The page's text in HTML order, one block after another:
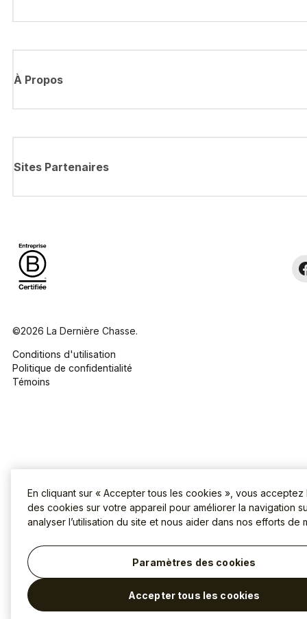
À Propos
Sites Partenaires
©2026 La Dernière Chasse.
Conditions d'utilisation
Politique de confidentialité
Témoins
En cliquant sur « Accepter tous les cookies », vous
des cookies sur votre appareil pour améliorer la navigation
analyser l’utilisation du site et nous aider dans nos efforts de
Paramètres des cookies
Accepter tous les cookies